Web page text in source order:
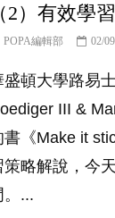
（2）有效學習
POPA編輯部 02/
盛頓大學路易
III &
書《Make it
策略解說，今
。...